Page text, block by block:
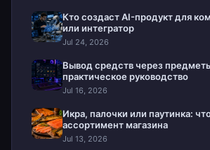
Кто создаст AI-продукт для
или интегратор
Jul 24, 2026
Вывод средств через
практическое руководство
Jul 16, 2026
Икра, палочки или паутинка:
ассортимент магазина
Jul 13, 2026